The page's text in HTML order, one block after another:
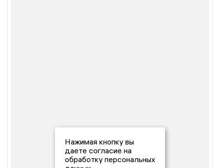
Нажимая кнопку вы
даете согласие на
обработку персональных